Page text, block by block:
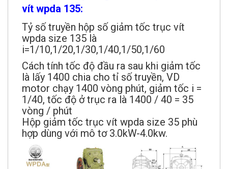
vít wpda 135:
Tỷ số truyền hộp số giảm tốc trục vít
wpda size 135 là
i=1/10,1/20,1/30,1/40,1/50,1/60
Cách tính tốc độ đầu ra sau khi giảm tốc
là lấy 1400 chia cho tỉ số truyền, VD
motor chạy 1400 vòng phút, giảm tốc i =
1/40, tốc độ ở trục ra là 1400 / 40 = 35
vòng / phút
Hộp giảm tốc trục vít wpda size 35 phù
hợp dùng với mô tơ 3.0kW-4.0kw.